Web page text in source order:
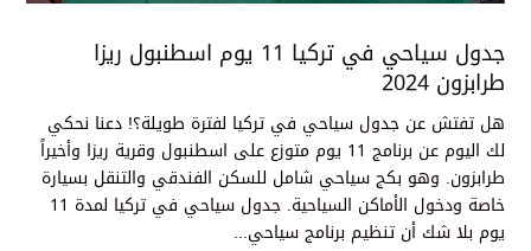
جدول سياحي في تركيا 11 يوم اسطنبول ريزا
طرابزون 2024
هل تفتش عن جدول سياحي في تركيا لفترة طويلة؟! دعنا نحكي
لك اليوم عن برنامج 11 يوم متوزع على اسطنبول وقرية ريزا وأخيراً
طرابزون. وهو بكج سياحي شامل للسكن الفندقي والتنقل بسيارة
خاصة ودخول الأماكن السياحية. جدول سياحي في تركيا لمدة 11
يوم بلا شك أن تنظيم برنامج سياحي...